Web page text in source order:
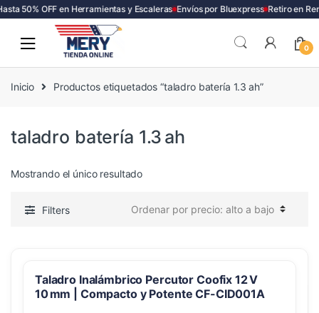
50% OFF en Herramientas y Escaleras Envíos por Bluexpress Retiro en
0
Inicio Productos etiquetados “taladro batería 1.3 ah”
taladro batería 1.3 ah
Mostrando el único resultado
Filters
Taladro Inalámbrico Percutor Coofix 12 V
10 mm | Compacto y Potente CF-CID001A